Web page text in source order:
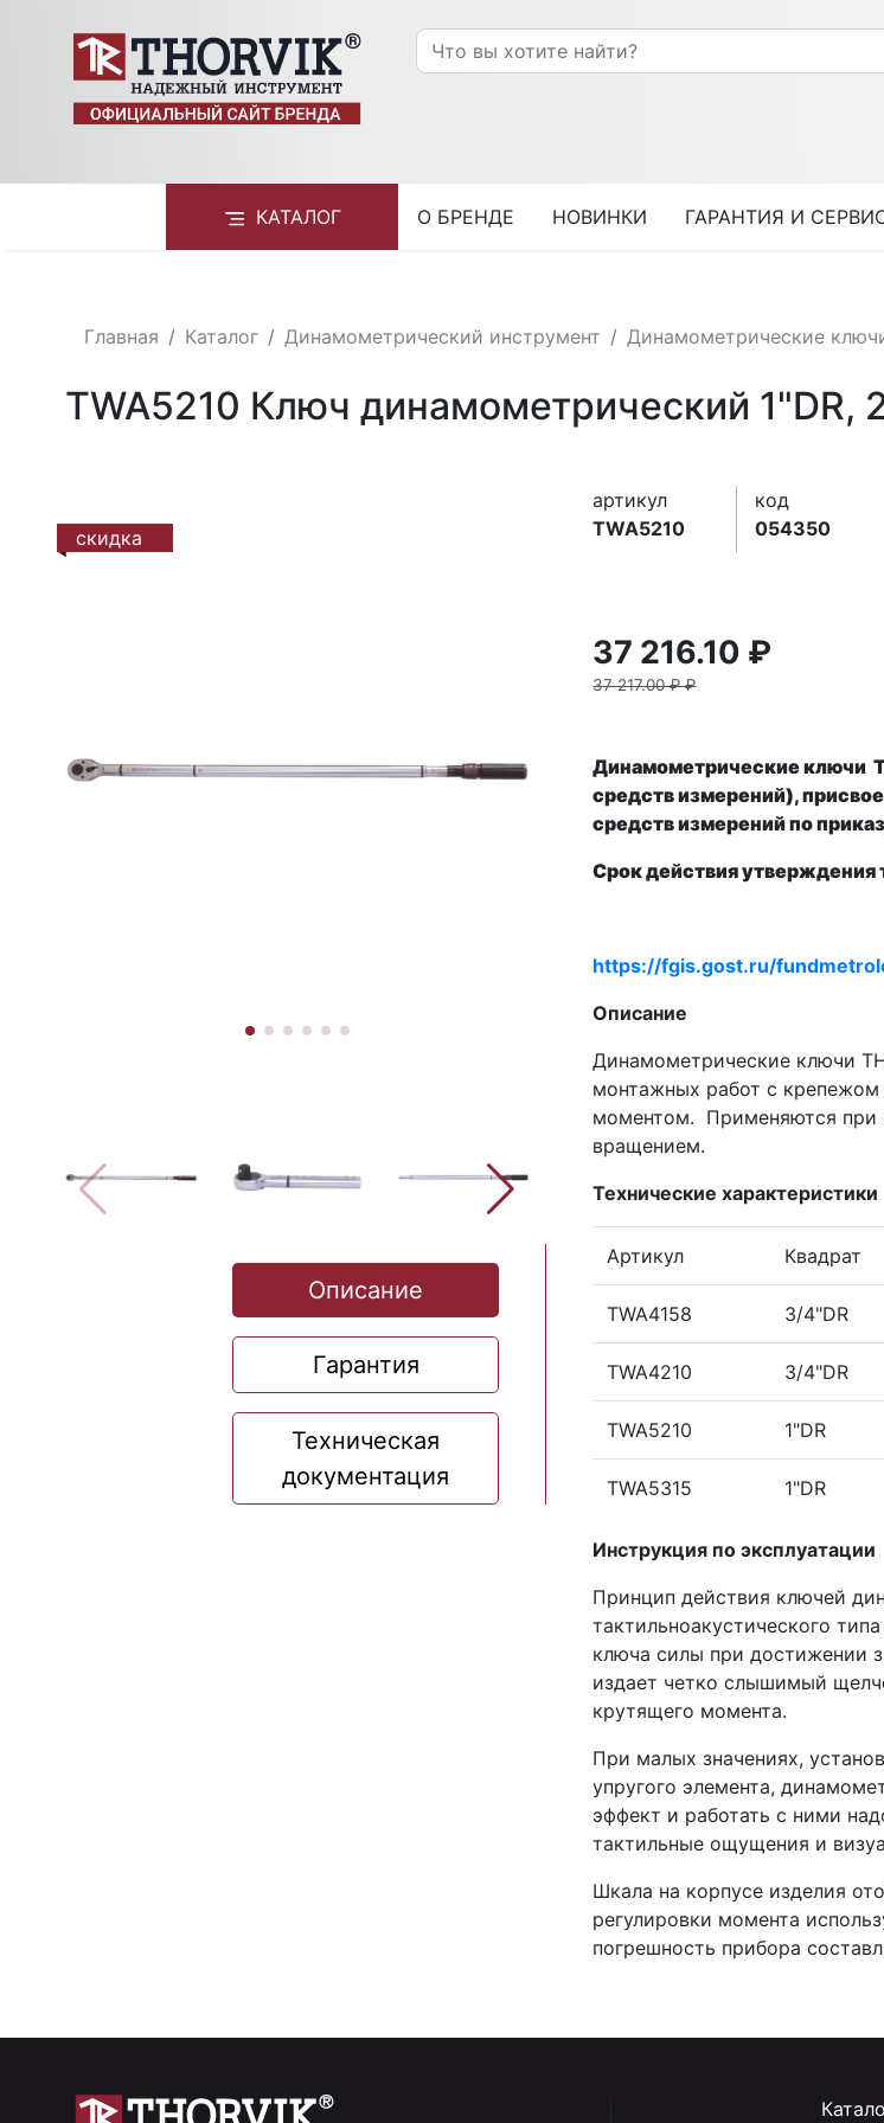
КАТАЛОГ О БРЕНДЕ НОВИНКИ ГАРАНТИЯ И
Главная Каталог Динамометрический инструмент Динамометрические
TWA5210 Ключ динамометрический
скидка
Описание
Гарантия
Техническая
документация
артикул
TWA5210
код
054350
37 216.10 ₽
37 217.00 ₽ ₽
Динамометрические ключи
средств измерений),
средств измеренийпо
Срок действия утверждения
https://fgis.gost.ru/
Описание
Динамометрические ключи
монтажных работ с
моментом. Применяются при
вращением.
Технические характеристики
Артикул Квадрат
TWA4158 3/4"DR
TWA4210 3/4"DR
TWA5210 1"DR
TWA5315 1"DR
Инструкция по эксплуатации
Принцип действия ключей
тактильноакустического
ключа силы при достижении
издает четко слышимый
крутящего момента.
При малых значениях,
упругого элемента,
эффект и работать с ними
тактильные ощущения и
Шкала на корпусе изделия
регулировки момента
погрешность прибора